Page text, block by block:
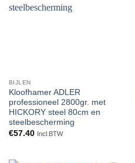
BIJLEN
Kloofhamer ADLER
professioneel 2800gr. met
HICKORY steel 80cm en
steelbescherming
€57.40 Incl.BTW